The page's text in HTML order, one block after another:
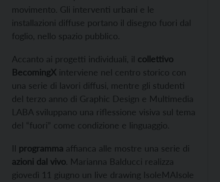
movimento. Gli interventi urbani e le
installazioni diffuse portano il disegno fuori dal
foglio, nello spazio pubblico.
Accanto ai progetti individuali, il collettivo
BecomingX interviene nel centro storico con
una serie di lavori diffusi, mentre gli studenti
del terzo anno di Graphic Design e Multimedia
LABA sviluppano una riflessione visiva sul tema
del “fuori” come condizione e linguaggio.
Il programma affianca alle mostre una serie di
azioni dal vivo. Marianna Balducci realizza
giovedì 11 giugno un live drawing IsoleMAIsole